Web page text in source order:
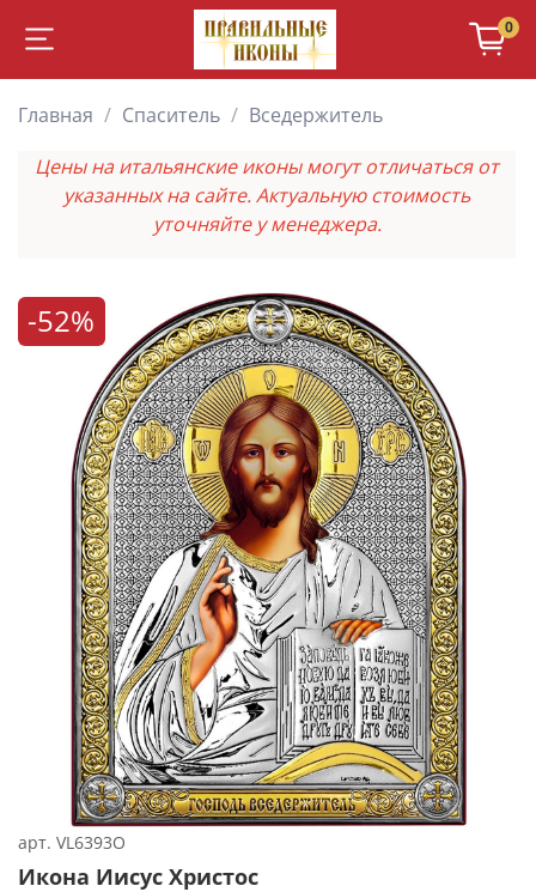
0
Главная Спаситель
Вседержитель
Цены на итальянские иконы могут отличаться от
указанных на сайте. Актуальную стоимость
уточняйте у менеджера.
-52%
арт. VL6393O
Икона Иисус Христос